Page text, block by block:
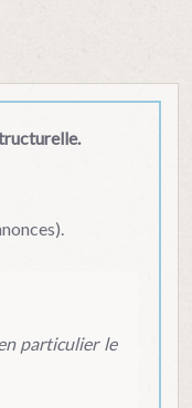
particulier le